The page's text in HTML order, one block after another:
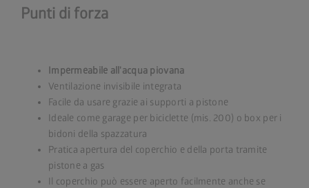
Punti di forza
Impermeabile all'acqua piovana
Ventilazione invisibile integrata
Facile da usare grazie ai supporti a pistone
Ideale come garage per biciclette (mis. 200) o box per i
bidoni della spazzatura
Pratica apertura del coperchio e della porta tramite
pistone a gas
Il coperchio può essere aperto facilmente anche se